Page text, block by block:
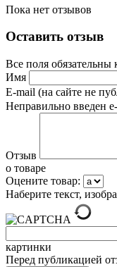
Пока нет отзывов
Оставить отзыв
Все поля
Имя
E-mail (на сайте не
Неправильно введен
Отзыв
о товаре
Оцените товар:
Наберите текст,
картинки
Перед публикацией